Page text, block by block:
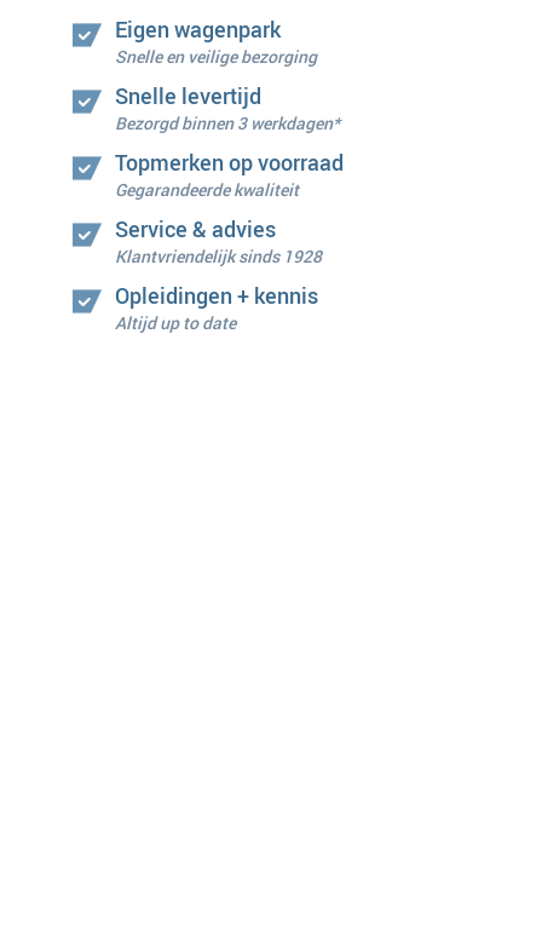
Eigen wagenpark
Snelle en veilige bezorging
Snelle levertijd
Bezorgd binnen 3 werkdagen*
Topmerken op voorraad
Gegarandeerde kwaliteit
Service & advies
Klantvriendelijk sinds 1928
Opleidingen + kennis
Altijd up to date